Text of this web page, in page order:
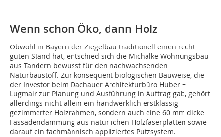
Wenn schon Öko, dann Holz
Obwohl in Bayern der Ziegelbau traditionell einen recht
guten Stand hat, entschied sich die Michalke Wohnungsbau
aus Tandern bewusst für den nachwachsenden
Naturbaustoff. Zur konsequent biologischen Bauweise, die
der Investor beim Dachauer Architekturbüro Huber +
Lugmair zur Planung und Ausführung in Auftrag gab, gehört
allerdings nicht allein ein handwerklich erstklassig
gezimmerter Holzrahmen, sondern auch eine 60 mm dicke
Fassadendämmung aus natürlichen Holzfaserplatten sowie
darauf ein fachmännisch appliziertes Putzsystem.